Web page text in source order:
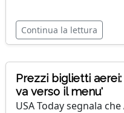
Continua la lettura
Prezzi biglietti
va verso il menu'
USA Today segnala